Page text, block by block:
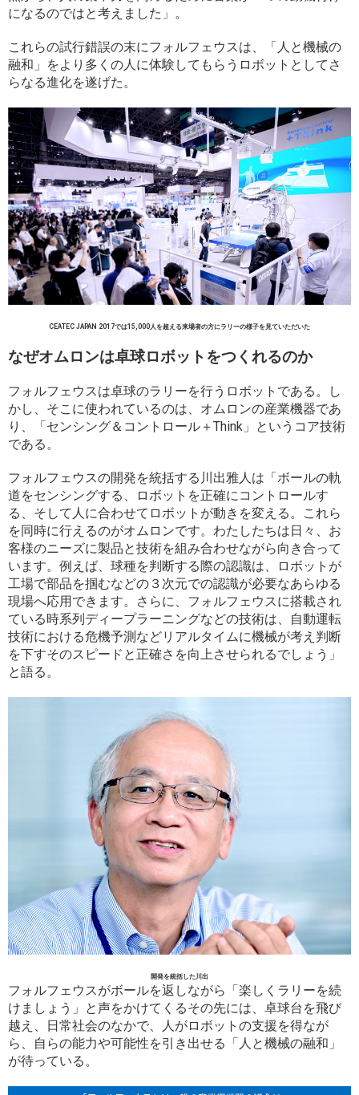
になるのではと考えました」。
これらの試行錯誤の末にフォルフェウスは、「人と機械の
融和」をより多くの人に体験してもらうロボットとしてさ
らなる進化を遂げた。
CEATEC JAPAN 2017では15,000人を超える来場者の方にラリーの様子を見ていただいた
なぜオムロンは卓球ロボットをつくれるのか
フォルフェウスは卓球のラリーを行うロボットである。し
かし、そこに使われているのは、オムロンの産業機器であ
り、「センシング＆コントロール＋Think」というコア技術
である。
フォルフェウスの開発を統括する川出雅人は「ボールの軌
道をセンシングする、ロボットを正確にコントロールす
る、そして人に合わせてロボットが動きを変える。これら
を同時に行えるのがオムロンです。わたしたちは日々、お
客様のニーズに製品と技術を組み合わせながら向き合って
います。例えば、球種を判断する際の認識は、ロボットが
工場で部品を掴むなどの３次元での認識が必要なあらゆる
現場へ応用できます。さらに、フォルフェウスに搭載され
ている時系列ディープラーニングなどの技術は、自動運転
技術における危機予測などリアルタイムに機械が考え判断
を下すそのスピードと正確さを向上させられるでしょう」
と語る。
開発を統括した川出
フォルフェウスがボールを返しながら「楽しくラリーを続
けましょう」と声をかけてくるその先には、卓球台を飛び
越え、日常社会のなかで、人がロボットの支援を得なが
ら、自らの能力や可能性を引き出せる「人と機械の融和」
が待っている。